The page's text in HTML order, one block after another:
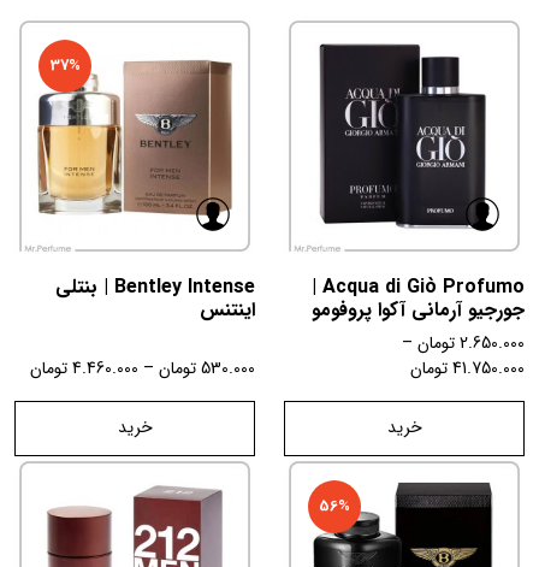
Acqua di Giò Profumo |
جورجیو آرمانی آکوا پروفومو
2.650.000تومان –
41.750.000تومان
خرید
37%
Bentley Intense | بنتلی
اینتنس
530.000تومان –
4.460.000تومان
خرید
56%